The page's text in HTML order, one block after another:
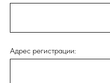
Адрес регистрации: